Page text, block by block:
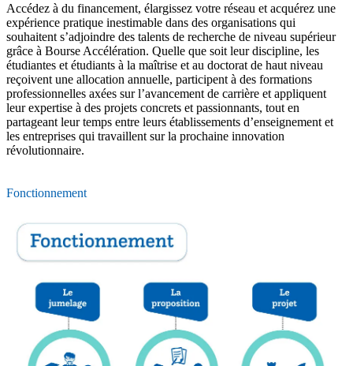
Accédez à du financement, élargissez votre réseau et acquérez une
expérience pratique inestimable dans des organisations qui
souhaitent s’adjoindre des talents de recherche de niveau supérieur
grâce à Bourse Accélération. Quelle que soit leur discipline, les
étudiantes et étudiants à la maîtrise et au doctorat de haut niveau
reçoivent une allocation annuelle, participent à des formations
professionnelles axées sur l’avancement de carrière et appliquent
leur expertise à des projets concrets et passionnants, tout en
partageant leur temps entre leurs établissements d’enseignement et
les entreprises qui travaillent sur la prochaine innovation
révolutionnaire.
Fonctionnement